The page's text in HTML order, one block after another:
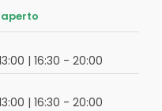
| 16:30 - 20:00
| 16:30 - 20:00